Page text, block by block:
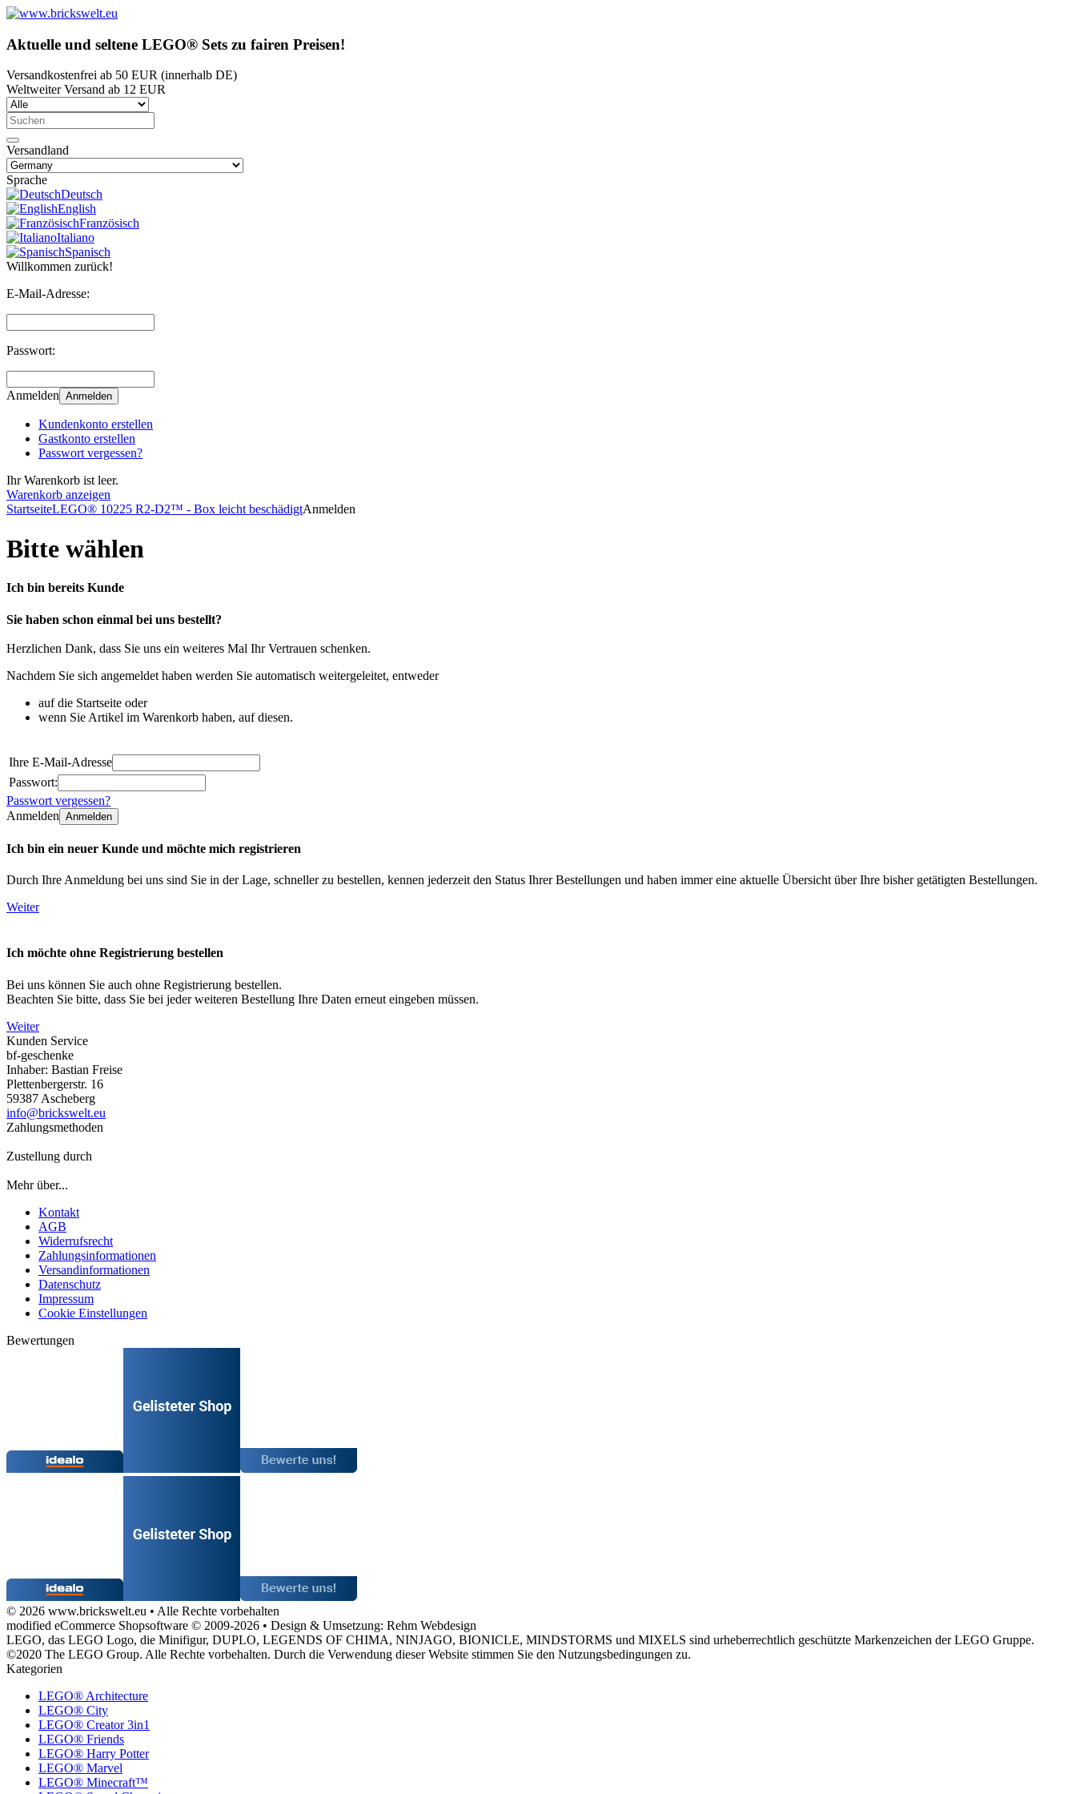
Aktuelle und seltene LEGO® Sets zu fairen Preisen!
Versandkostenfrei ab 50 EUR (innerhalb DE)
Weltweiter Versand ab 12 EUR
Versandland
Sprache
Deutsch
English
Französisch
Italiano
Spanisch
Willkommen zurück!
E-Mail-Adresse:
Passwort:
Anmelden Anmelden
Kundenkonto erstellen
Gastkonto erstellen
Passwort vergessen?
Ihr Warenkorb ist leer.
Warenkorb anzeigen
StartseiteLEGO® 10225 R2-D2™ - Box leicht beschädigtAnmelden
Bitte wählen
Ich bin bereits Kunde
Sie haben schon einmal bei uns bestellt?
Herzlichen Dank, dass Sie uns ein weiteres Mal Ihr Vertrauen schenken.
Nachdem Sie sich angemeldet haben werden Sie automatisch weitergeleitet, entweder
auf die Startseite oder
wenn Sie Artikel im Warenkorb haben, auf diesen.
Ihre E-Mail-Adresse
Passwort:
Passwort vergessen?
Anmelden Anmelden
Ich bin ein neuer Kunde und möchte mich registrieren
Durch Ihre Anmeldung bei uns sind Sie in der Lage, schneller zu bestellen, kennen jederzeit den Status Ihrer Bestellungen und haben immer eine aktuelle Übersicht über Ihre bisher getätigten Bestellungen.
Weiter
Ich möchte ohne Registrierung bestellen
Bei uns können Sie auch ohne Registrierung bestellen.
Beachten Sie bitte, dass Sie bei jeder weiteren Bestellung Ihre Daten erneut eingeben müssen.
Weiter
Kunden Service
bf-geschenke
Inhaber: Bastian Freise
Plettenbergerstr. 16
59387 Ascheberg
info@brickswelt.eu
Zahlungsmethoden
Zustellung durch
Mehr über...
Kontakt
AGB
Widerrufsrecht
Zahlungsinformationen
Versandinformationen
Datenschutz
Impressum
Cookie Einstellungen
Bewertungen
© 2026 www.brickswelt.eu • Alle Rechte vorbehalten
modified eCommerce Shopsoftware © 2009-2026 • Design & Umsetzung: Rehm Webdesign
LEGO, das LEGO Logo, die Minifigur, DUPLO, LEGENDS OF CHIMA, NINJAGO, BIONICLE, MINDSTORMS und MIXELS sind urheberrechtlich geschützte Markenzeichen der LEGO Gruppe.
©2020 The LEGO Group. Alle Rechte vorbehalten. Durch die Verwendung dieser Website stimmen Sie den Nutzungsbedingungen zu.
Kategorien
LEGO® Architecture
LEGO® City
LEGO® Creator 3in1
LEGO® Friends
LEGO® Harry Potter
LEGO® Marvel
LEGO® Minecraft™